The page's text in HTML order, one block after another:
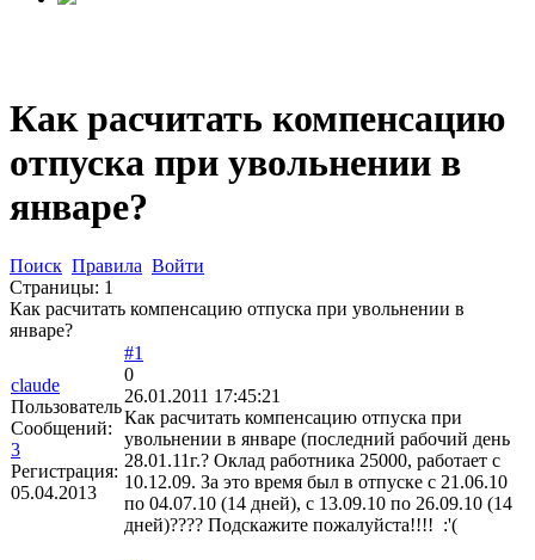
Как расчитать компенсацию
отпуска при увольнении в
январе?
Поиск Правила Войти
Страницы: 1
Как расчитать компенсацию отпуска при увольнении в
январе?
claude
Пользователь
Сообщений:
3
Регистрация:
05.04.2013
#1
0
26.01.2011 17:45:21
Как расчитать компенсацию отпуска при
увольнении в январе (последний рабочий день
28.01.11г.? Оклад работника 25000, работает с
10.12.09. За это время был в отпуске с 21.06.10
по 04.07.10 (14 дней), с 13.09.10 по 26.09.10 (14
дней)???? Подскажите пожалуйста!!!! :'(